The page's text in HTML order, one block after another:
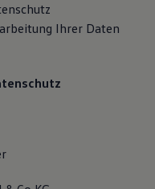
Ihrer Daten